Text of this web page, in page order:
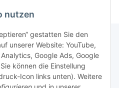
nutzen
gestatten Sie den
unserer Website: YouTube,
Google Ads, Google
können die Einstellung
Icon links unten). Weitere
Abonnieren
entsprechend Ihrer